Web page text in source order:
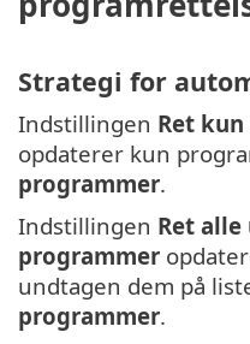
Strategi for
Indstillingen Ret
opdaterer kun
programmer.
Indstillingen Ret
programmer
undtagen dem på
programmer.